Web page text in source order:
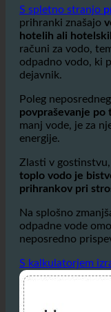
kopalnice v sobah
drastično
S spletno stranjo
prihranki znašajo
hotelih ali
računi za vodo,
odpadno vodo, ki
dejavnik.
Poleg
povpraševanje po
manj vode, je za
energije.
Zlasti v
toplo vodo je
prihrankov pri
Na splošno
odpadne vode
neposredno
S kalkulatorjem